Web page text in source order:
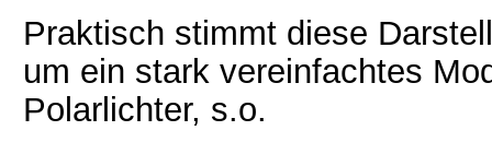
Praktisch stimmt diese
um ein stark vereinfachtes
Polarlichter, s.o.